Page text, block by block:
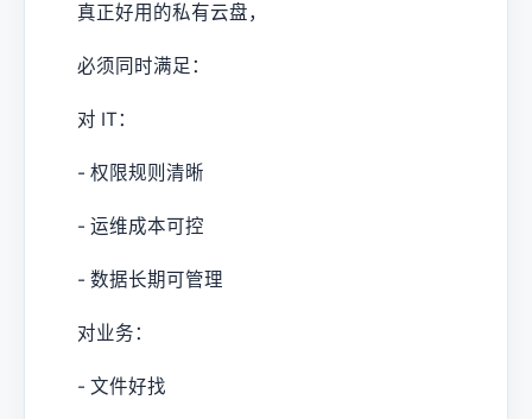
真正好用的私有云盘，
必须同时满足：
对 IT：
- 权限规则清晰
- 运维成本可控
- 数据长期可管理
对业务：
- 文件好找